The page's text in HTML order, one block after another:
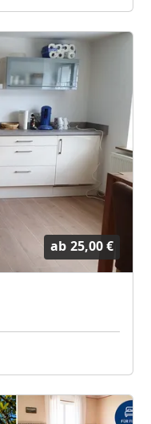
ab 25,00 €